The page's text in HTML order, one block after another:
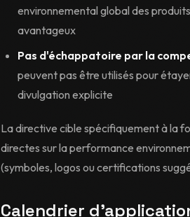
environnemental global des
avantageux
Pas d'échappatoire par la
peuvent pas être utilisés pour
divulgation explicite
La directive cible spécifiquement à la
directes sur la performance
(symboles, logos ou certifications
Calendrier